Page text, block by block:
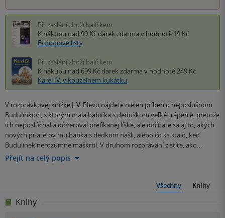
Při zaslání zboží balíčkem
K nákupu nad 99 Kč dárek zdarma v hodnotě 19 Kč
E-shopové listy
Při zaslání zboží balíčkem
K nákupu nad 699 Kč dárek zdarma v hodnotě 249 Kč
Karel IV. v kouzelném kukátku
V rozprávkovej knižke J. V. Plevu nájdete nielen príbeh o neposlušnom
Budulínkovi, s ktorým mala babička s deduškom veľké trápenie, pretože
ich neposlúchal a dôveroval prefíkanej líške, ale dočítate sa aj to, akých
nových priateľov mu babka s dedkom našli, alebo čo sa stalo, keď
Budulínek nerozumne maškrtil. V druhom rozprávaní zistíte, ako…
Přejít na celý popis
Všechny Knihy
Knihy